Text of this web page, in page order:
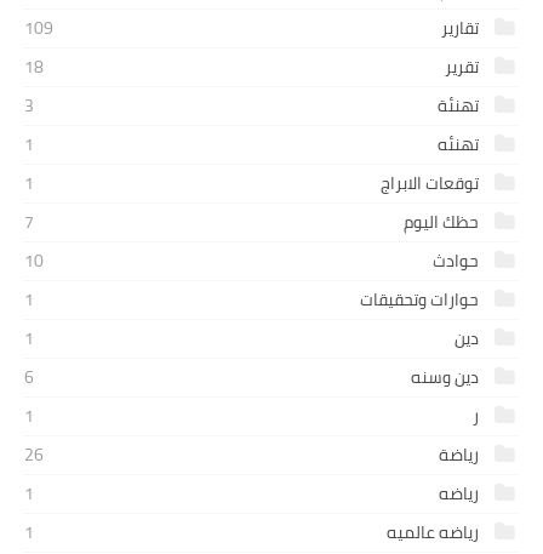
تقارير
109
تقرير
18
تهنئة
3
تهنئه
1
توقعات الابراج
1
حظك اليوم
7
حوادث
10
حوارات وتحقيقات
1
دين
1
دين وسنه
6
ر
1
رياضة
26
رياضه
1
رياضه عالميه
1